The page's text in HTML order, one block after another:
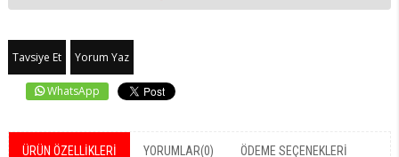
Tavsiye Et Yorum Yaz
WhatsApp
ÜRÜN ÖZELLIKLERI YORUMLAR(0) ÖDEME SEÇENEKLERI